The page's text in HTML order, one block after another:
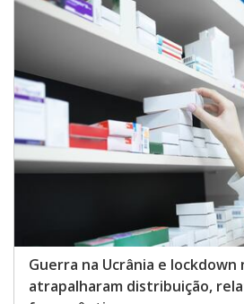
Guerra na Ucrânia e lockdown
atrapalharam distribuição,